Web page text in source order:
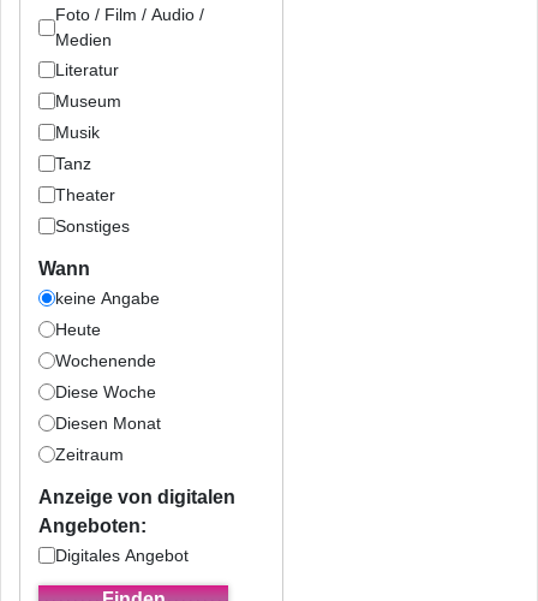
Foto / Film / Audio /
Medien
Literatur
Museum
Musik
Tanz
Theater
Sonstiges
Wann
keine Angabe
Heute
Wochenende
Diese Woche
Diesen Monat
Zeitraum
Anzeige von digitalen
Angeboten:
Digitales Angebot